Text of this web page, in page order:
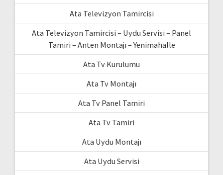
Ata Televizyon Tamircisi
Ata Televizyon Tamircisi – Uydu Servisi – Panel
Tamiri – Anten Montajı – Yenimahalle
Ata Tv Kurulumu
Ata Tv Montajı
Ata Tv Panel Tamiri
Ata Tv Tamiri
Ata Uydu Montajı
Ata Uydu Servisi